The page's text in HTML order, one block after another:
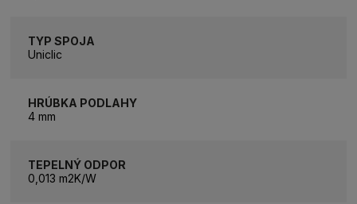
TYP SPOJA
Uniclic
HRÚBKA PODLAHY
4 mm
TEPELNÝ ODPOR
0,013 m2K/W